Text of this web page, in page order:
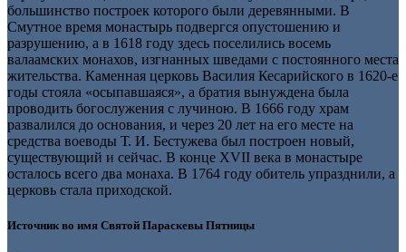
большинство построек которого были деревянными. В
Смутное время монастырь подвергся опустошению и
разрушению, а в 1618 году здесь поселились восемь
валаамских монахов, изгнанных шведами с постоянного места
жительства. Каменная церковь Василия Кесарийского в 1620-е
годы стояла «осыпавшаяся», а братия вынуждена была
проводить богослужения с лучиною. В 1666 году храм
развалился до основания, и через 20 лет на его месте на
средства воеводы Т. И. Бестужева был построен новый,
существующий и сейчас. В конце XVII века в монастыре
осталось всего два монаха. В 1764 году обитель упразднили, а
церковь стала приходской.
Источник во имя Святой Параскевы Пятницы